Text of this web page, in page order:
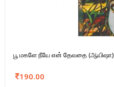
பூ மகளே நீயே என் தேவதை (ஆயிஷா)
190.00